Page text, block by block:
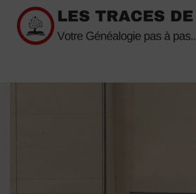
Passer
contenu